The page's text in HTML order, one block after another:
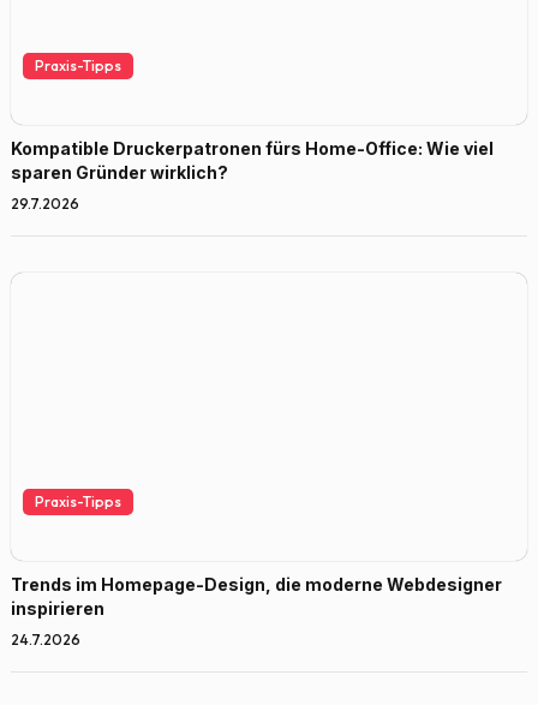
Praxis-Tipps
Kompatible Druckerpatronen fürs Home-Office: Wie viel
sparen Gründer wirklich?
29.7.2026
Praxis-Tipps
Trends im Homepage-Design, die moderne Webdesigner
inspirieren
24.7.2026